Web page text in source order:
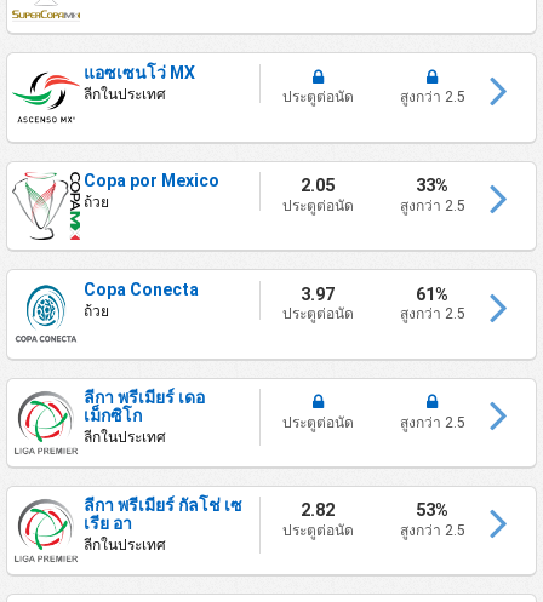
แอซเซนโว่ MX
ลีกในประเทศ ประตูต่อนัด สูงกว่า 2.5
Copa por Mexico
ถ้วย
2.05
ประตูต่อนัด
33%
สูงกว่า 2.5
Copa Conecta
ถ้วย
3.97
ประตูต่อนัด
61%
สูงกว่า 2.5
ลีกา พรีเมียร์ เดอ
เม็กซิโก
ลีกในประเทศ
ประตูต่อนัด สูงกว่า 2.5
ลีกา พรีเมียร์ กัลโช่ เซ
เรีย อา
ลีกในประเทศ
2.82
ประตูต่อนัด
53%
สูงกว่า 2.5